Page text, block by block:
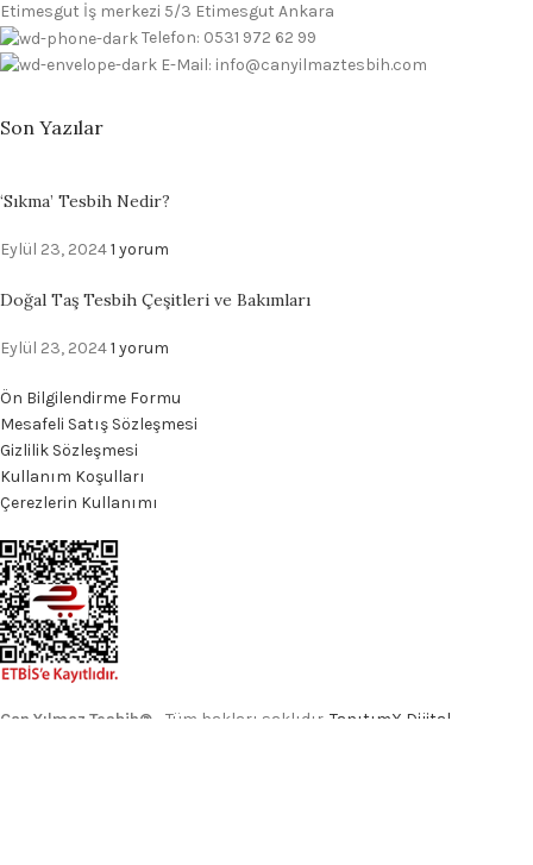
Etimesgut İş merkezi 5/3 Etimesgut Ankara
Telefon: 0531 972 62 99
E-Mail: info@canyilmaztesbih.com
Son Yazılar
‘Sıkma’ Tesbih Nedir?
Eylül 23, 20241 yorum
Doğal Taş Tesbih Çeşitleri ve Bakımları
Eylül 23, 20241 yorum
Ön Bilgilendirme Formu
Mesafeli Satış Sözleşmesi
Gizlilik Sözleşmesi
Kullanım Koşulları
Çerezlerin Kullanımı
Can Yılmaz Tesbih® - Tüm hakları saklıdır. TanıtımX Dijital